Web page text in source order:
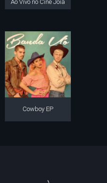
Ao Vivo no Cine Joia
Cowboy EP